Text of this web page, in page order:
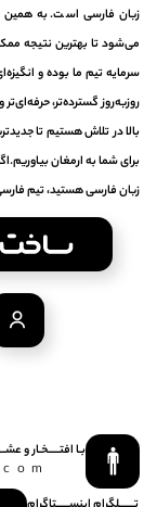
زبان فارسی است. به همین
می‌شود تا بهترین نتیجه
سرمایه تیم ما بوده و
روزبه‌روز گسترده‌تر،
بالا در تلاش هستیم تا
برای شما به ارمغان
زبان فارسی هستید، تیم
بـا افتـــــخـار